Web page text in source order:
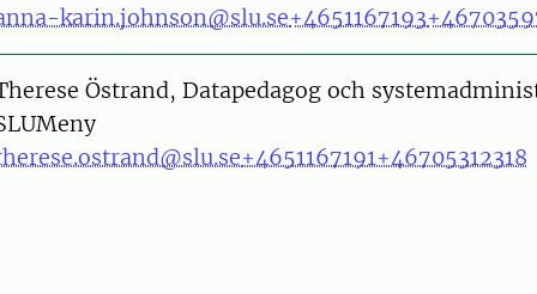
karin.johnson@slu.se+4651167193
Östrand, Datapedagog och
+4651167191+46705312318